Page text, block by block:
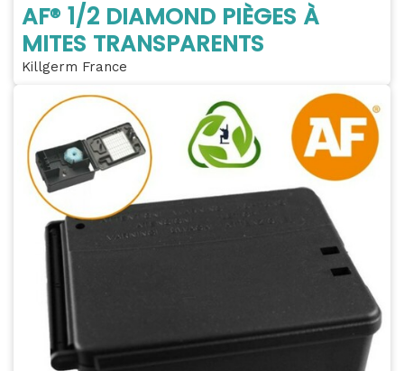
AF® 1/2 DIAMOND PIÈGES À
MITES TRANSPARENTS
Killgerm France